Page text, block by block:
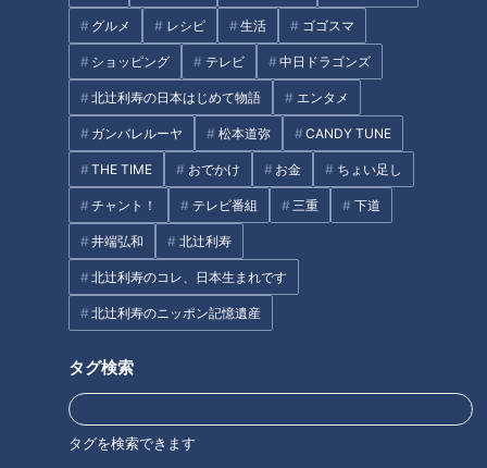
グルメ レシピ 生活 ゴゴスマ
ショッピング テレビ 中日ドラゴンズ
北辻利寿の日本はじめて物語 エンタメ
ガンバレルーヤ 松本道弥 CANDY TUNE
THE TIME おでかけ お金 ちょい足し
チャント！ テレビ番組 三重 下道
井端弘和 北辻利寿
北辻利寿のコレ、日本生まれです
北辻利寿のニッポン記憶遺産
タグ検索
タグを検索できます
的な常滑焼から新技術まで！県
立常滑高等学校・セラミックア
ーツ科に向かいます！【リアル
な高校生活】
9回！ライフル射撃部の強豪高
校 部員に入部理由聞いたら名前
が出まくる“ある施設”
きれいな地球を次世代へ残す 環
境学習情報センターで学ぶ
放送翌日にインターハイ優勝！
岐阜市『聖マリア女学院』アー
秘訣を探る！
タグ